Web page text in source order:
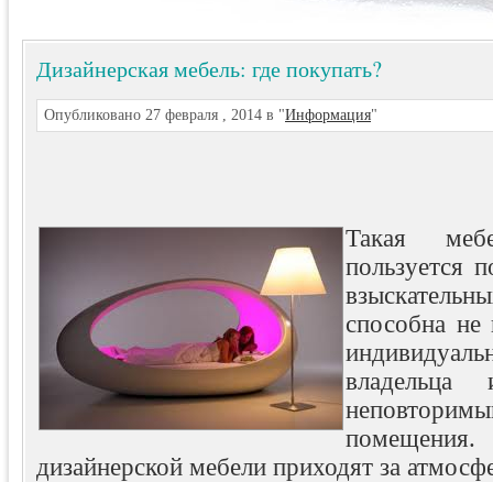
Дизайнерская мебель: где покупать?
Опубликовано 27 февраля , 2014 в "Информация"
Такая
пользуется
способна не
владельца
дизайнерской мебели приходят за